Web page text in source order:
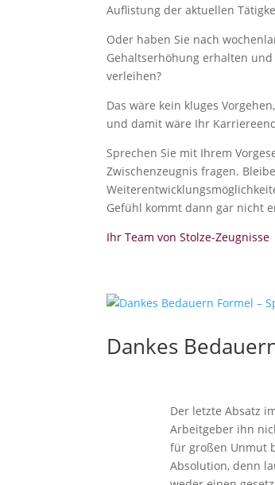
Auflistung der aktuellen
Oder haben Sie nach
Gehaltserhöhung erhalten
verleihen?
Das wäre kein kluges
und damit wäre Ihr
Sprechen Sie mit Ihrem
Zwischenzeugnis fragen.
Gefühl kommt dann gar nicht
Ihr Team von Stolze-Zeugnisse
Dankes
Der letzte Absatz
Arbeitgeber ihn
für großen Unmut
Absolution, denn